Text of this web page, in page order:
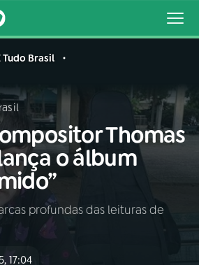
Buscar
AO VIVO
Tudo Brasil
Thomas
o álbum
profundas das leituras de
17:04